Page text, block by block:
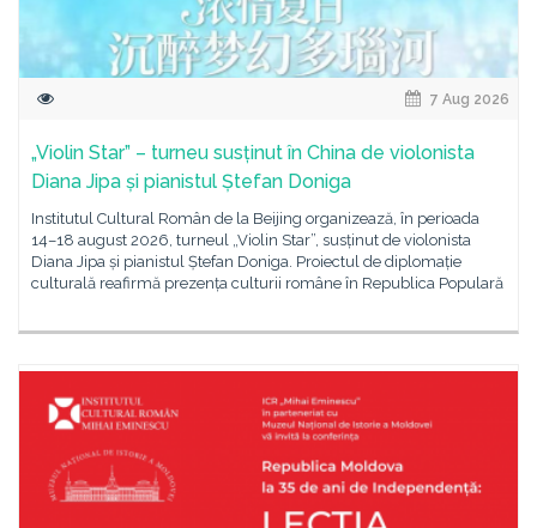
7 Aug 2026
„Violin Star” – turneu susținut în China de violonista
Diana Jipa și pianistul Ștefan Doniga
Institutul Cultural Român de la Beijing organizează, în perioada
14–18 august 2026, turneul „Violin Star”, susținut de violonista
Diana Jipa și pianistul Ștefan Doniga. Proiectul de diplomație
culturală reafirmă prezența culturii române în Republica Populară